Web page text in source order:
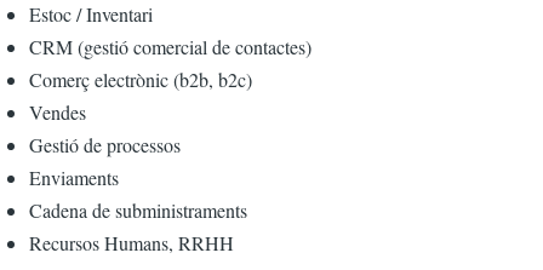
Estoc / Inventari
CRM (gestió comercial de contactes)
Comerç electrònic (b2b, b2c)
Vendes
Gestió de processos
Enviaments
Cadena de subministraments
Recursos Humans, RRHH